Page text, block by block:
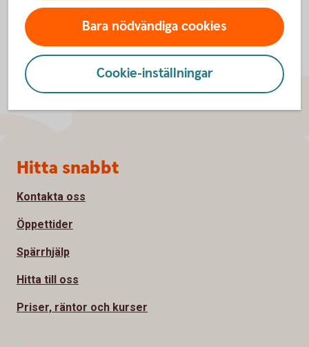
Bara nödvändiga cookies
Cookie-inställningar
Sidfot
Hitta snabbt
Kontakta oss
Öppettider
Spärrhjälp
Hitta till oss
Priser, räntor och kurser